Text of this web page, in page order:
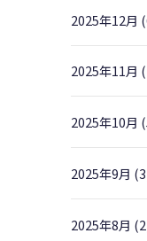
2025年12月
2025年11月
2025年10月
2025年9月
2025年8月